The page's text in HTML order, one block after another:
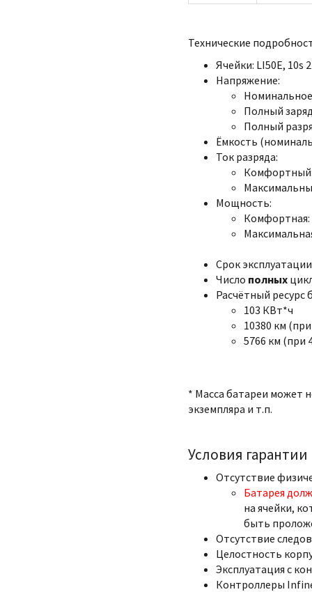
Технические
Ячейки: LI50E, 10s
Напряжение:
Полный
Полный
Ёмкость
Ток разряда:
Мощность:
Комфортная:
Срок
Число полных
Расчётный ресурс
103 КВт*ч
10380 км
5766 км (при
* Масса батареи может
экземпляра и т.п.
Условия гарантии
Отсутствие
Батарея
на ячейки,
быть
Отсутствие
Целостность
Эксплуатация с
Контроллеры